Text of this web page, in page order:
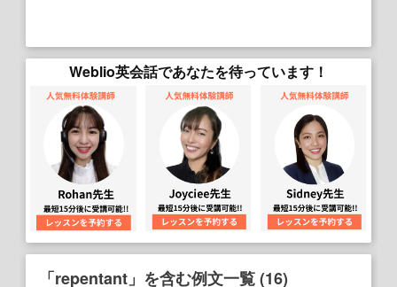
Weblio英会話であなたを待っています！
「repentant」を含む例文一覧 (16)